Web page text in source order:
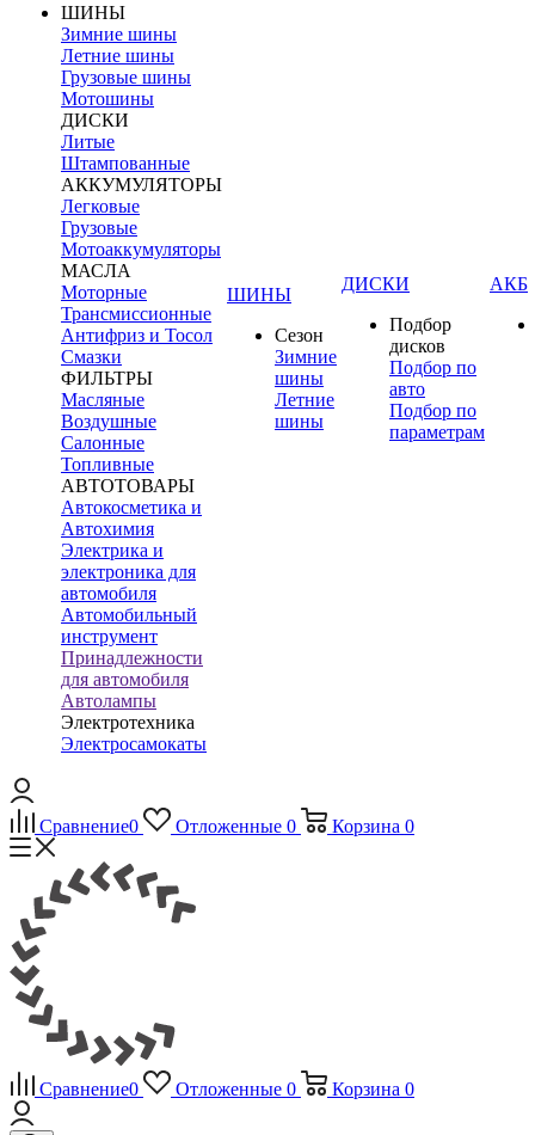
ШИНЫ
Зимние шины
Летние шины
Грузовые шины
Мотошины
ДИСКИ
Литые
Штампованные
АККУМУЛЯТОРЫ
Легковые
Грузовые
Мотоаккумуляторы
МАСЛА
Моторные
Трансмиссионные
Антифриз и Тосол
Смазки
ФИЛЬТРЫ
Масляные
Воздушные
Салонные
Топливные
АВТОТОВАРЫ
Автокосметика и
Автохимия
Электрика и
электроника для
автомобиля
Автомобильный
инструмент
Принадлежности
для автомобиля
Автолампы
Электротехника
Электросамокаты
ШИНЫ
Сезон
Зимние
шины
Летние
шины
ДИСКИ
Подбор
дисков
Подбор по
авто
Подбор по
параметрам
АКБ
Сравнение0 Отложенные 0 Корзина 0
Сравнение0 Отложенные 0 Корзина 0